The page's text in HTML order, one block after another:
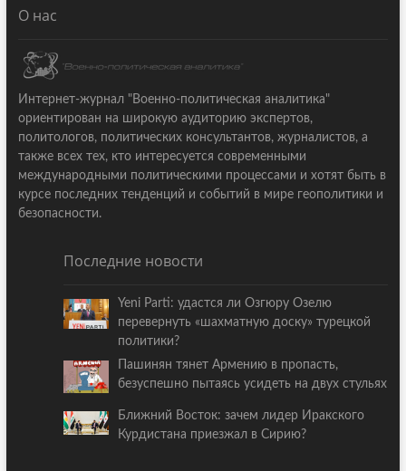
О нас
Интернет-журнал "Военно-политическая аналитика"
ориентирован на широкую аудиторию экспертов,
политологов, политических консультантов, журналистов, а
также всех тех, кто интересуется современными
международными политическими процессами и хотят быть в
курсе последних тенденций и событий в мире геополитики и
безопасности.
Последние новости
Yeni Parti: удастся ли Озгюру Озелю
перевернуть «шахматную доску» турецкой
политики?
Пашинян тянет Армению в пропасть,
безуспешно пытаясь усидеть на двух стульях
Ближний Восток: зачем лидер Иракского
Курдистана приезжал в Сирию?